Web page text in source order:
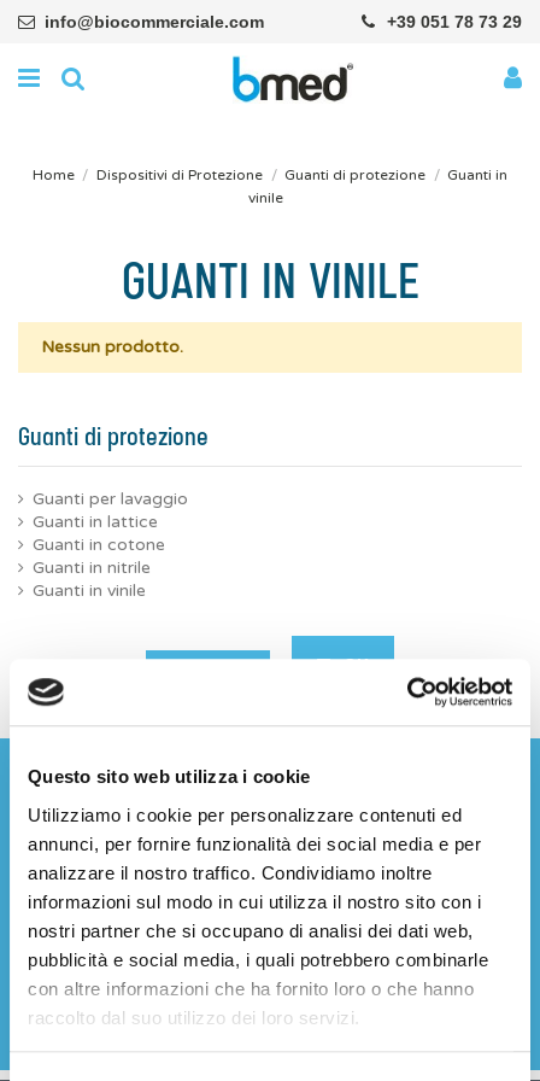
Questo sito web utilizza i cookie
Utilizziamo i cookie per personalizzare contenuti ed
annunci, per fornire funzionalità dei social media e per
analizzare il nostro traffico. Condividiamo inoltre
informazioni sul modo in cui utilizza il nostro sito con i
nostri partner che si occupano di analisi dei dati web,
pubblicità e social media, i quali potrebbero combinarle
con altre informazioni che ha fornito loro o che hanno
raccolto dal suo utilizzo dei loro servizi.
info@biocommerciale.com +39 051 78 73 29
Home Dispositivi di Protezione Guanti di protezione
Guanti in
vinile
GUANTI IN VINILE
Nessun prodotto.
Guanti di protezione
Guanti per lavaggio
Guanti in lattice
Guanti in cotone
Guanti in nitrile
Guanti in vinile
Cancella tutto OK
ISCRIVITI ALLA NEWSLETTER
dati personali per le finalità indicate nella informativa sulla
privacy (
Leggi la nostra informativa sulla privacy